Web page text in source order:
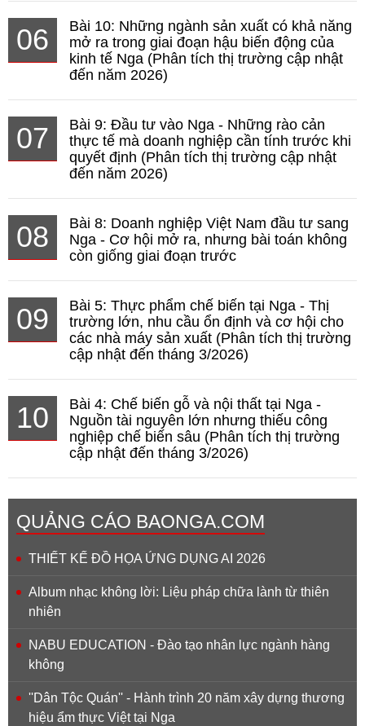
06
Bài 10: Những ngành sản xuất có khả năng
mở ra trong giai đoạn hậu biến động của
kinh tế Nga (Phân tích thị trường cập nhật
đến năm 2026)
07
Bài 9: Đầu tư vào Nga - Những rào cản
thực tế mà doanh nghiệp cần tính trước khi
quyết định (Phân tích thị trường cập nhật
đến năm 2026)
08
Bài 8: Doanh nghiệp Việt Nam đầu tư sang
Nga - Cơ hội mở ra, nhưng bài toán không
còn giống giai đoạn trước
09
Bài 5: Thực phẩm chế biến tại Nga - Thị
trường lớn, nhu cầu ổn định và cơ hội cho
các nhà máy sản xuất (Phân tích thị trường
cập nhật đến tháng 3/2026)
10
Bài 4: Chế biến gỗ và nội thất tại Nga -
Nguồn tài nguyên lớn nhưng thiếu công
nghiệp chế biến sâu (Phân tích thị trường
cập nhật đến tháng 3/2026)
QUẢNG CÁO BAONGA.COM
THIẾT KẾ ĐỒ HỌA ỨNG DỤNG AI 2026
Album nhạc không lời: Liệu pháp chữa lành từ thiên
nhiên
NABU EDUCATION - Đào tạo nhân lực ngành hàng
không
''Dân Tộc Quán'' - Hành trình 20 năm xây dựng thương
hiệu ẩm thực Việt tại Nga